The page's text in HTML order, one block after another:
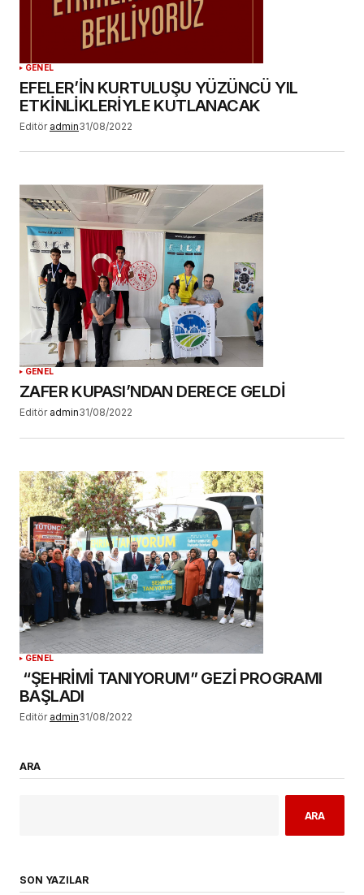
GENEL
EFELER’İN KURTULUŞU YÜZÜNCÜ YIL
ETKİNLİKLERİYLE KUTLANACAK
Editör admin31/08/2022
GENEL
ZAFER KUPASI’NDAN DERECE GELDİ
Editör admin31/08/2022
GENEL
“ŞEHRİMİ TANIYORUM” GEZİ PROGRAMI
BAŞLADI
Editör admin31/08/2022
ARA
ARA
SON YAZILAR